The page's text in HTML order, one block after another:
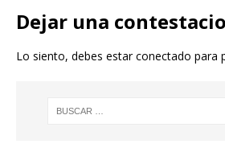
Dejar una
Lo siento, debes estarconectado para